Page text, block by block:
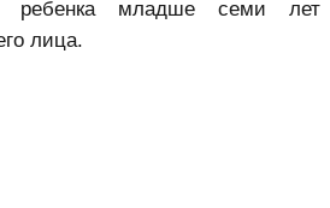
ребенка младше семи лет
лица.